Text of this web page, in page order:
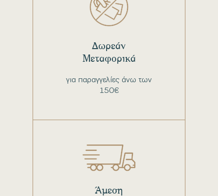
για παραγγελίες άνω των
150€
Δωρεάν
Μεταφορικά
Άμεση